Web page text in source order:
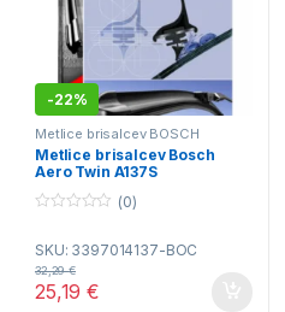
-22%
Metlice brisalcev BOSCH
Aerotwin - spredaj
Metlice brisalcev Bosch
Aero Twin A137S
u
t
f
(0)
SKU: 3397014137-BOC
25,19€
32,29€